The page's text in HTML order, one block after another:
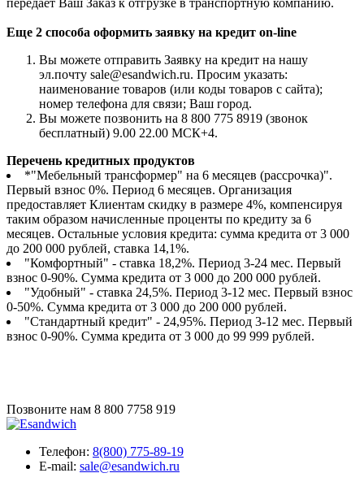
передает Ваш Заказ к отгрузке в транспортную компанию.
Еще 2 способа оформить заявку на кредит on-line
Вы можете отправить Заявку на кредит на нашу
эл.почту sale@esandwich.ru. Просим указать:
наименование товаров (или коды товаров с сайта);
номер телефона для связи; Ваш город.
Вы можете позвонить на 8 800 775 8919 (звонок
бесплатный) 9.00 22.00 МСК+4.
Перечень кредитных продуктов
*"Мебельный трансформер" на 6 месяцев (рассрочка)".
Первый взнос 0%. Период 6 месяцев. Организация
предоставляет Клиентам скидку в размере 4%, компенсируя
таким образом начисленные проценты по кредиту за 6
месяцев. Остальные условия кредита: сумма кредита от 3 000
до 200 000 рублей, ставка 14,1%.
"Комфортный" - ставка 18,2%. Период 3-24 мес. Первый
взнос 0-90%. Сумма кредита от 3 000 до 200 000 рублей.
"Удобный" - ставка 24,5%. Период 3-12 мес. Первый взнос
0-50%. Сумма кредита от 3 000 до 200 000 рублей.
"Стандартный кредит" - 24,95%. Период 3-12 мес. Первый
взнос 0-90%. Сумма кредита от 3 000 до 99 999 рублей.
Позвоните нам 8 800 7758 919
Телефон: 8(800) 775-89-19
E-mail: sale@esandwich.ru